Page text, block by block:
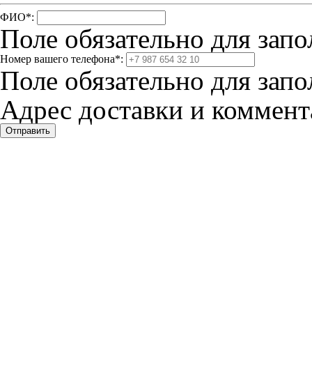
ФИО*:
Поле обязательно для
Номер вашего телефона*:
Поле обязательно для
Адрес доставки и